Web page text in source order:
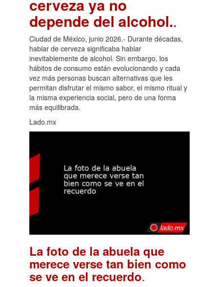
cerveza ya no
depende del alcohol..
Ciudad de México, junio 2026.- Durante décadas,
hablar de cerveza significaba hablar
inevitablemente de alcohol. Sin embargo, los
hábitos de consumo están evolucionando y cada
vez más personas buscan alternativas que les
permitan disfrutar el mismo sabor, el mismo ritual y
la misma experiencia social, pero de una forma
más equilibrada.
Lado.mx
La foto de la abuela que
merece verse tan bien como
se ve en el recuerdo.